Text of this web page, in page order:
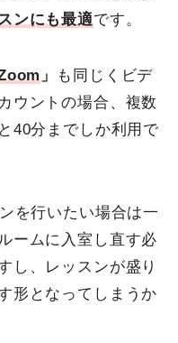
ンにも最適です。
」
も同じくビデ
ウントの場合、複数
40分までしか利用で
を行いたい場合は一
ームに入室し直す必
し、レッスンが盛り
形となってしまうか